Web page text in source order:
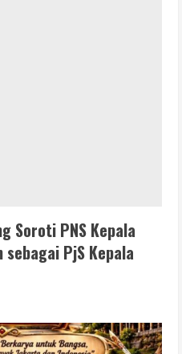
Soroti PNS Kepala
sebagai PjS Kepala